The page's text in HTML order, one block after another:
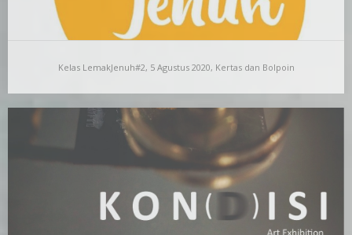
Kelas LemakJenuh#2, 5 Agustus 2020, Kertas dan
Kelas LemakJenuh (Lejen) adalah salah satu program
RuangDalam Art House. Lewat program sekali sebulan ini,
Kelas LemakJenuh#2, 5 Agustus 2020, Kertas dan Bolpoin